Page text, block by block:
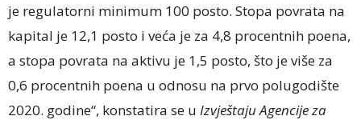
je regulatorni minimum 100 posto. Stopa povrata na
kapital je 12,1 posto i veća je za 4,8 procentnih poena,
a stopa povrata na aktivu je 1,5 posto, što je više za
0,6 procentnih poena u odnosu na prvo polugodište
2020. godine“, konstatira se u IzvještajuAgencije za